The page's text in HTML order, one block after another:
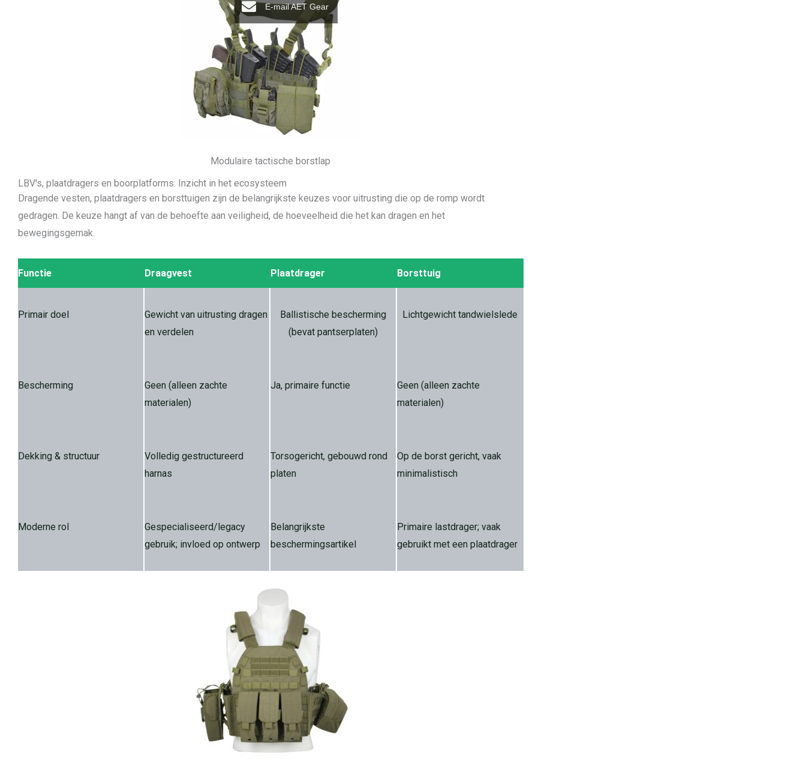
Modulaire tactische borstlap
LBV's, plaatdragers en boorplatforms: Inzicht in het ecosysteem
Dragende vesten, plaatdragers en borsttuigen zijn de belangrijkste keuzes voor uitrusting die op de romp wordt
gedragen. De keuze hangt af van de behoefte aan veiligheid, de hoeveelheid die het kan dragen en het
bewegingsgemak.
Functie Draagvest Plaatdrager Borsttuig
Primair doel
Gewicht van uitrusting dragen
en verdelen
Ballistische bescherming
(bevat pantserplaten)
Lichtgewicht tandwielslede
Bescherming
Geen (alleen zachte
materialen)
Ja, primaire functie
Geen (alleen zachte
materialen)
Dekking & structuur
Volledig gestructureerd
harnas
Torsogericht, gebouwd rond
platen
Op de borst gericht, vaak
minimalistisch
Moderne rol
Gespecialiseerd/legacy
gebruik; invloed op ontwerp
Belangrijkste
beschermingsartikel
Primaire lastdrager; vaak
gebruikt met een plaatdrager
E-mail AET Gear